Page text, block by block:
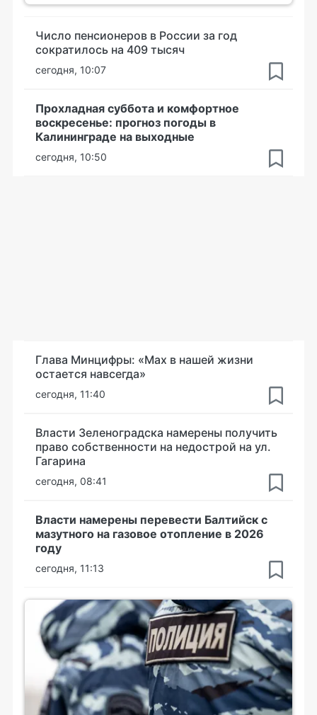
Число пенсионеров в России за год
сократилось на 409 тысяч
сегодня, 10:07
Прохладная суббота и комфортное
воскресенье: прогноз погоды в
Калининграде на выходные
сегодня, 10:50
Глава Минцифры: «Мах в нашей жизни
остается навсегда»
сегодня, 11:40
Власти Зеленоградска намерены получить
право собственности на недострой на ул.
Гагарина
сегодня, 08:41
Власти намерены перевести Балтийск с
мазутного на газовое отопление в 2026
году
сегодня, 11:13